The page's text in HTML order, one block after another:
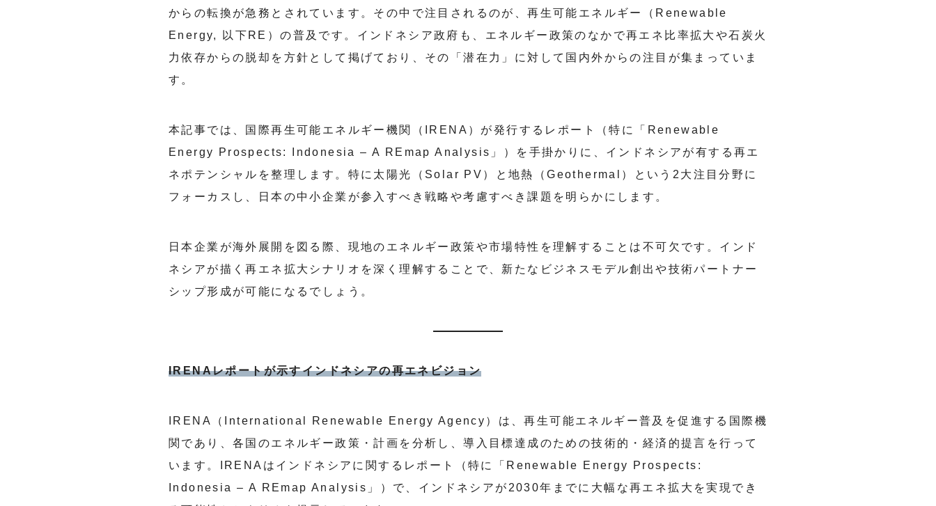
からの転換が急務とされています。その中で注目されるのが、再生可能エネルギー（Renewable
Energy, 以下RE）の普及です。インドネシア政府も、エネルギー政策のなかで再エネ比率拡大や石炭火
力依存からの脱却を方針として掲げており、その「潜在力」に対して国内外からの注目が集まっていま
す。
本記事では、国際再生可能エネルギー機関（IRENA）が発行するレポート（特に「Renewable
Energy Prospects: Indonesia – A REmap Analysis」）を手掛かりに、インドネシアが有する再エ
ネポテンシャルを整理します。特に太陽光（Solar PV）と地熱（Geothermal）という2大注目分野に
フォーカスし、日本の中小企業が参入すべき戦略や考慮すべき課題を明らかにします。
日本企業が海外展開を図る際、現地のエネルギー政策や市場特性を理解することは不可欠です。インド
ネシアが描く再エネ拡大シナリオを深く理解することで、新たなビジネスモデル創出や技術パートナー
シップ形成が可能になるでしょう。
IRENAレポートが示すインドネシアの再エネビジョン
IRENA（International Renewable Energy Agency）は、再生可能エネルギー普及を促進する国際機
関であり、各国のエネルギー政策・計画を分析し、導入目標達成のための技術的・経済的提言を行って
います。IRENAはインドネシアに関するレポート（特に「Renewable Energy Prospects:
Indonesia – A REmap Analysis」）で、インドネシアが2030年までに大幅な再エネ拡大を実現でき